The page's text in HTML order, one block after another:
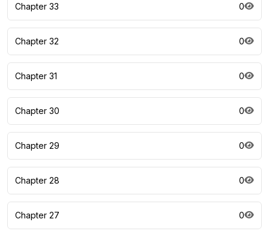
Chapter 33 0
Chapter 32 0
Chapter 31 0
Chapter 30 0
Chapter 29 0
Chapter 28 0
Chapter 27 0